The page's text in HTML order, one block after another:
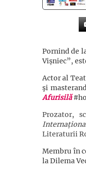
Pornind de
Vișniec”,
Actor al
şi
Afurisilă
Prozator,
Literaturii
Membru în
la Dilema